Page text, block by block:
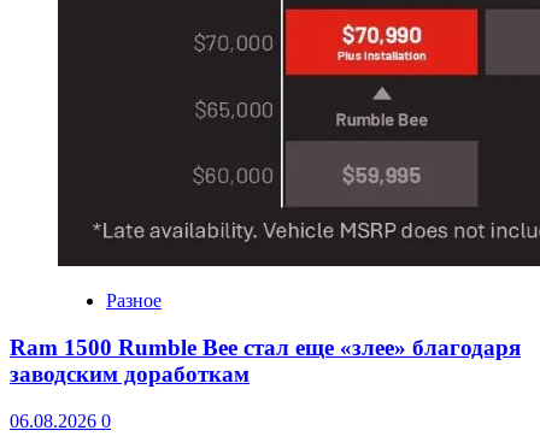
Разное
Ram 1500 Rumble Bee стал еще «злее» благодаря
заводским доработкам
06.08.2026 0